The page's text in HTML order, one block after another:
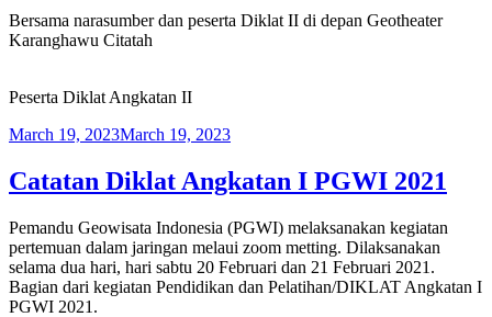
Bersama narasumber dan peserta Diklat II di depan Geotheater
Karanghawu Citatah
Peserta Diklat Angkatan II
Posted
March 19, 2023March 19, 2023
Catatan Diklat Angkatan I PGWI 2021
Pemandu Geowisata Indonesia (PGWI) melaksanakan kegiatan
pertemuan dalam jaringan melaui zoom metting. Dilaksanakan
selama dua hari, hari sabtu 20 Februari dan 21 Februari 2021.
Bagian dari kegiatan Pendidikan dan Pelatihan/DIKLAT Angkatan I
PGWI 2021.